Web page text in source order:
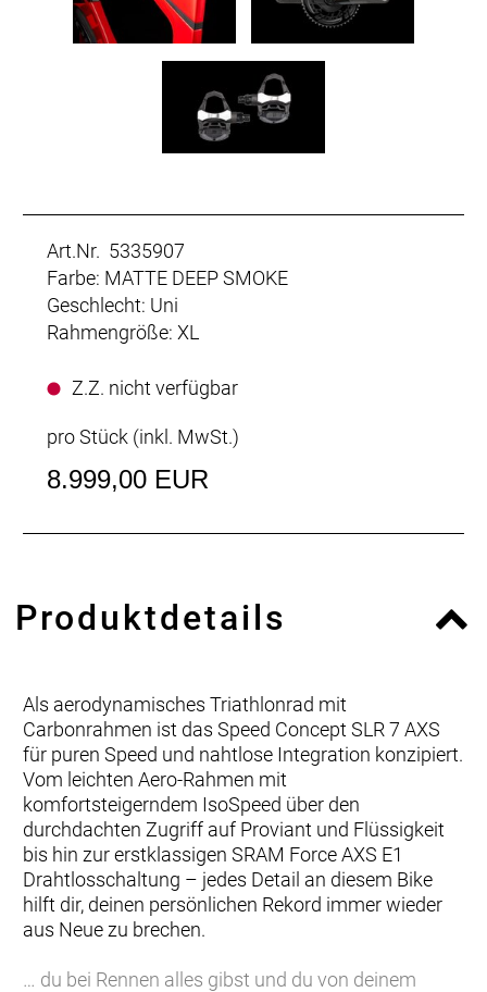
Art.Nr. 5335907
Farbe: MATTE DEEP SMOKE
Geschlecht: Uni
Rahmengröße: XL
Z.Z. nicht verfügbar
pro Stück (inkl. MwSt.)
8.999,00 EUR
Produktdetails
Als aerodynamisches Triathlonrad mit
Carbonrahmen ist das Speed Concept SLR 7 AXS
für puren Speed und nahtlose Integration konzipiert.
Vom leichten Aero-Rahmen mit
komfortsteigerndem IsoSpeed über den
durchdachten Zugriff auf Proviant und Flüssigkeit
bis hin zur erstklassigen SRAM Force AXS E1
Drahtlosschaltung – jedes Detail an diesem Bike
hilft dir, deinen persönlichen Rekord immer wieder
aus Neue zu brechen.
… du bei Rennen alles gibst und du von deinem